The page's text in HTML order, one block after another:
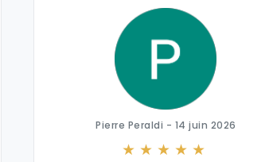
Pierre Peraldi - 14 juin 2026